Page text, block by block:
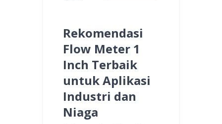
Rekomendasi
Flow Meter 1
Inch Terbaik
untuk Aplikasi
Industri dan
Niaga